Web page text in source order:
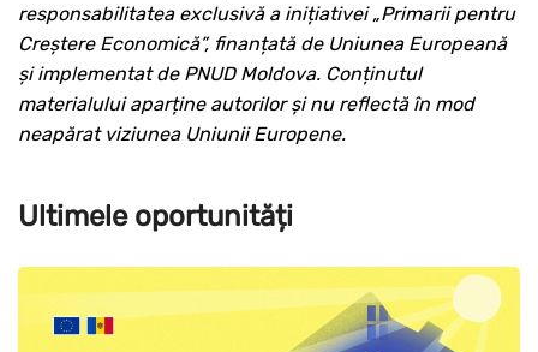
responsabilitatea exclusivă a inițiativei „Primarii pentru
Creștere Economică”, finanțată de Uniunea Europeană
și implementat de PNUD Moldova. Conținutul
materialului aparține autorilor și nu reflectă în mod
neapărat viziunea Uniunii Europene.
Ultimele oportunități